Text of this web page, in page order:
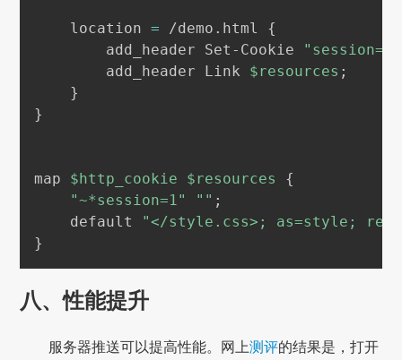
    location
= /demo.html {
        add_header Set-Cookie
"session=1"
        add_header Link
$resources ;
}
}
map $http_cookie $resources
{
"~*session=1"
"" ;
    default
"</style.css>; as=style;
}
八、性能提升
服务器推送可以提高性能。网上测评的结果是，打开